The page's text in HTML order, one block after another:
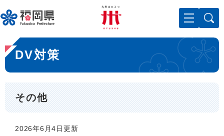
ー
ジ
先
頭
で
。
メニューを飛ばして本文へ
本
文
DV対策
その他
2026年6月4日更新